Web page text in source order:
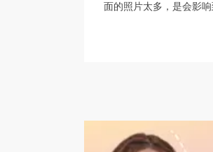
面的照片太多，是会影
拼接方式，也能够给到